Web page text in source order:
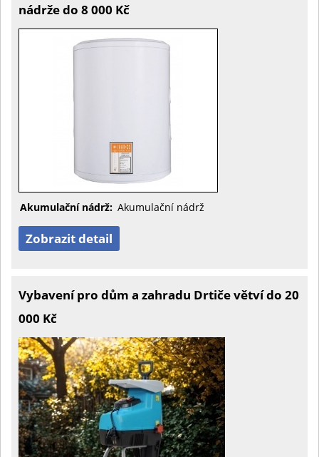
nádrže do 8 000 Kč
Akumulační nádrž: Akumulační nádrž
Zobrazit detail
Vybavení pro dům a zahradu Drtiče větví do 20
000 Kč